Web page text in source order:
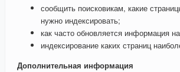
сообщить поисковикам, какие
нужно индексировать;
как часто обновляется информация
индексирование каких страниц
Дополнительная информация